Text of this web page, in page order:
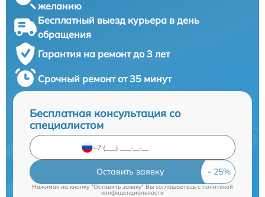
желанию
Бесплатный выезд курьера в день
обращения
Гарантия на ремонт до 3 лет
Срочный ремонт от 35 минут
Бесплатная консультация со
специалистом
Оставить заявку
Нажимая на кнопку "Оставить заявку" Вы соглашаетесь cполитикой
конфиденциальности